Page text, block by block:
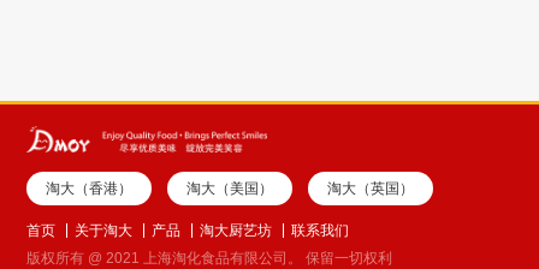
淘大（香港） 淘大（美国） 淘大（英国）
首页 关于淘大 产品 淘大厨艺坊
联系我们
版权所有 @ 2021 上海淘化食品有限公司。 保留一切权利